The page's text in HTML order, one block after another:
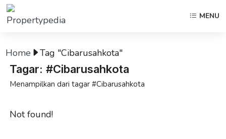
MENU
Home Tag "Cibarusahkota"
Tagar: #Cibarusahkota
Menampilkan dari tagar #Cibarusahkota
Not found!